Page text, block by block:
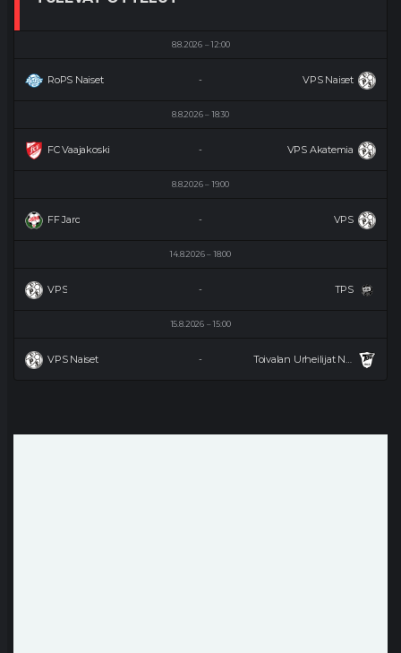
8.8.2026 12:00
RoPS Naiset VPS Naiset
-
8.8.2026 18:30
FC Vaajakoski VPS Akatemia
-
8.8.2026 19:00
FF Jaro VPS
-
14.8.2026 18:00
VPS TPS
-
15.8.2026 15:00
VPS Naiset -